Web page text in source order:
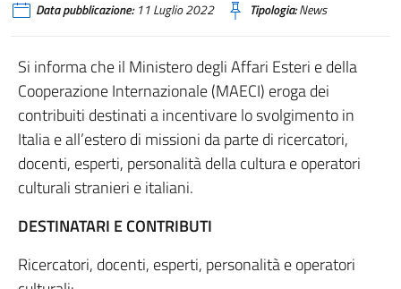
Data pubblicazione:11 Luglio 2022 Tipologia:News
Si informa che il Ministero degli Affari Esteri e della
Cooperazione Internazionale (MAECI) eroga dei
contribuiti destinati a incentivare lo svolgimento in
Italia e all’estero di missioni da parte di ricercatori,
docenti, esperti, personalità della cultura e operatori
culturali stranieri e italiani.
DESTINATARI E CONTRIBUTI
Ricercatori, docenti, esperti, personalità e operatori